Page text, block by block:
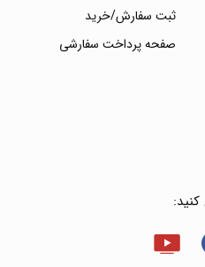
ثبت سفارش/خرید
صفحه پرداخت سفارشی